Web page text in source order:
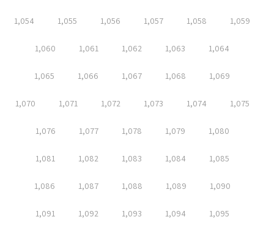
1,054 1,055 1,056 1,057 1,058 1,059
1,060 1,061 1,062 1,063 1,064
1,065 1,066 1,067 1,068 1,069
1,070 1,071 1,072 1,073 1,074 1,075
1,076 1,077 1,078 1,079 1,080
1,081 1,082 1,083 1,084 1,085
1,086 1,087 1,088 1,089 1,090
1,091 1,092 1,093 1,094 1,095